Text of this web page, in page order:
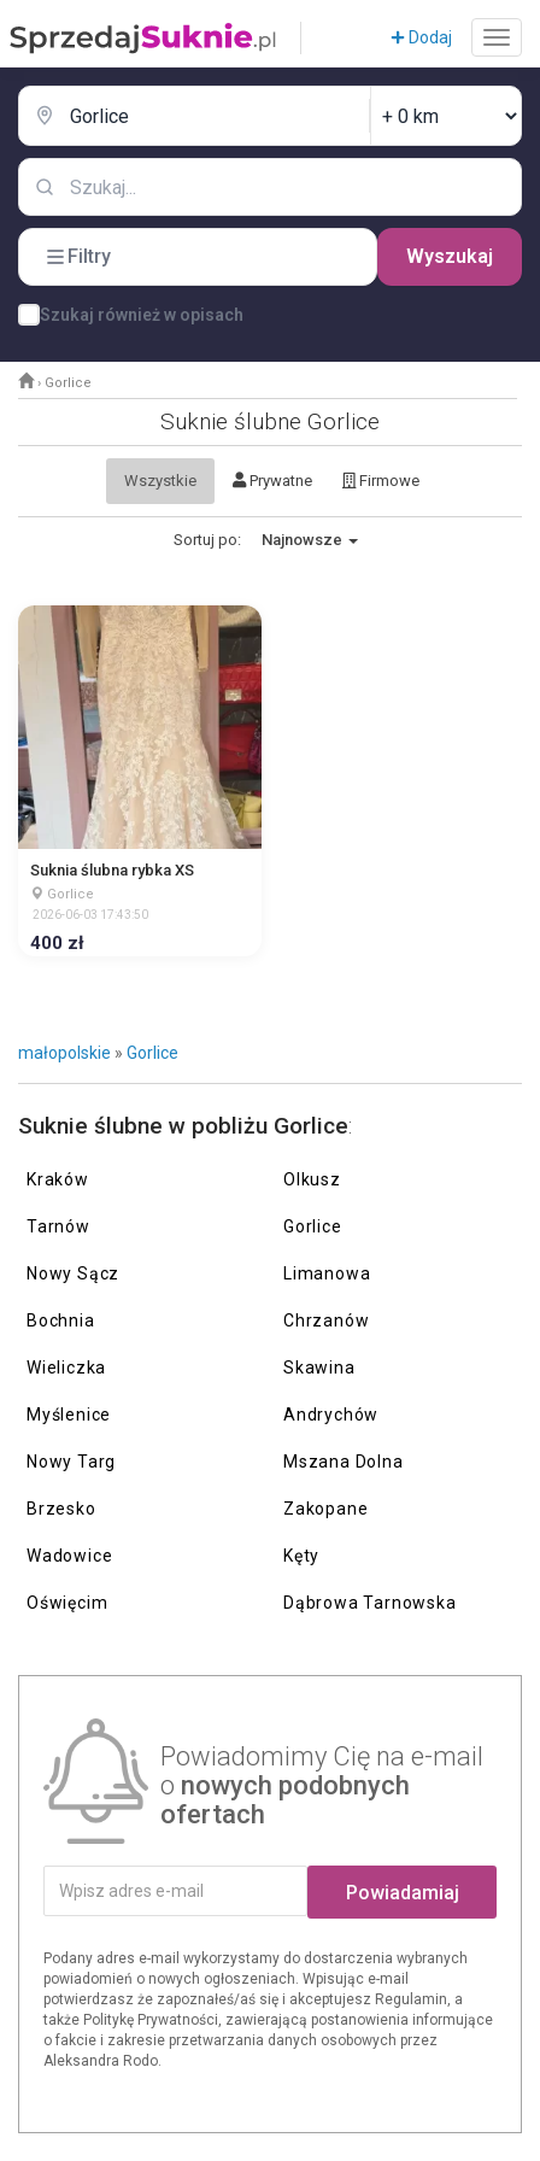
Dodaj
Filtry Wyszukaj
Szukaj również w opisach
› Gorlice
Suknie ślubne Gorlice
Wszystkie Prywatne Firmowe
Sortuj po: Najnowsze
Suknia ślubna rybka XS
Gorlice
2026-06-03 17:43:50
400 zł
małopolskie » Gorlice
Suknie ślubne w pobliżu Gorlice:
Kraków
Tarnów
Nowy Sącz
Bochnia
Wieliczka
Myślenice
Nowy Targ
Brzesko
Wadowice
Oświęcim
Olkusz
Gorlice
Limanowa
Chrzanów
Skawina
Andrychów
Mszana Dolna
Zakopane
Kęty
Dąbrowa Tarnowska
Powiadomimy Cię na e-mail
o nowych podobnych
ofertach
Powiadamiaj
Podany adres e-mail wykorzystamy do dostarczenia wybranych
powiadomień o nowych ogłoszeniach. Wpisując e-mail
potwierdzasz że zapoznałeś/aś się i akceptujesz Regulamin, a
także Politykę Prywatności, zawierającą postanowienia informujące
o fakcie i zakresie przetwarzania danych osobowych przez
Aleksandra Rodo.